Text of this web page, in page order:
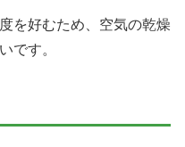
を好むため、空気の乾燥
です。